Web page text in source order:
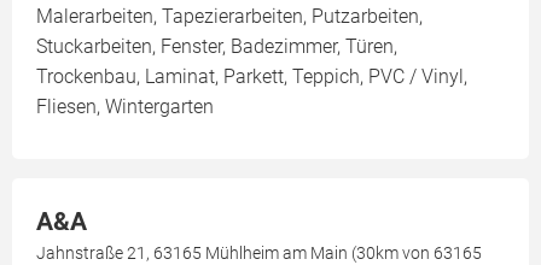
Malerarbeiten, Tapezierarbeiten, Putzarbeiten,
Stuckarbeiten, Fenster, Badezimmer, Türen,
Trockenbau, Laminat, Parkett, Teppich, PVC / Vinyl,
Fliesen, Wintergarten
A&A
Jahnstraße 21, 63165 Mühlheim am Main (30km von 63165